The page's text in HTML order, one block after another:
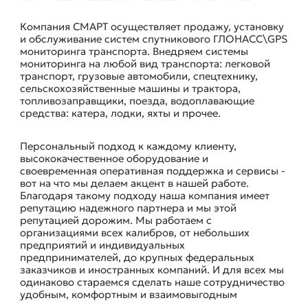
Компания СМАРТ осуществляет продажу, установку
и обслуживание систем спутникового ГЛОНАСС\GPS
мониторинга транспорта. Внедряем системы
мониторинга на любой вид транспорта: легковой
транспорт, грузовые автомобили, спецтехнику,
сельскохозяйственные машины и трактора,
топливозаправщики, поезда, водоплавающие
средства: катера, лодки, яхты и прочее.
Персональный подход к каждому клиенту,
высококачественное оборудование и
своевременная оперативная поддержка и сервисы -
вот на что мы делаем акцент в нашей работе.
Благодаря такому подходу наша компания имеет
репутацию надежного партнера и мы этой
репутацией дорожим. Мы работаем с
организациями всех калибров, от небольших
предприятий и индивидуальных
предпринимателей, до крупных федеральных
заказчиков и иностранных компаний. И для всех мы
одинаково стараемся сделать наше сотрудничество
удобным, комфортным и взаимовыгодным